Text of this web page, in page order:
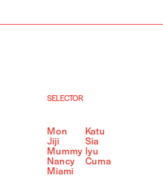
SELECTOR
Mon
Katu
Jiji
Sia
Mummy Iyu
Nancy
Cuma
Miami